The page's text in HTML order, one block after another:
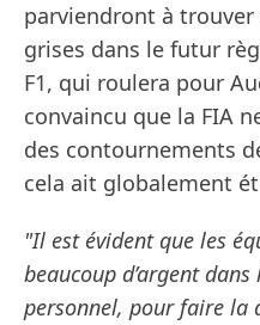
parviendront à trouver
grises dans le futur
F1, qui roulera pour
convaincu que la FIA
des contournements
cela ait globalement
"Il est évident que les
beaucoup d’argent
personnel, pour faire la